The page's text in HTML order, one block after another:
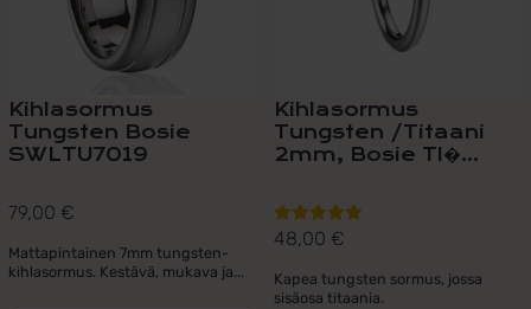
Kihlasormus
Tungsten Bosie
SWLTU7019
79,00 €
Mattapintainen 7mm tungsten-
kihlasormus. Kestävä, mukava ja...
Kihlasormus
Tungsten /Titaani
2mm, Bosie TI�...
Arvostelu
5.00/ 5
48,00 €
Kapea tungsten sormus, jossa
sisäosa titaania.